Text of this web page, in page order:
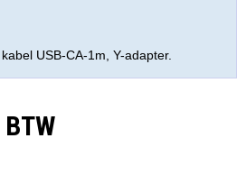
USB-CA-1m, Y-adapter.